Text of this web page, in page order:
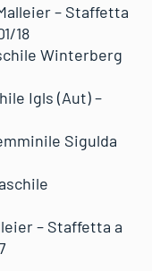
– Staffetta
18
Winterberg
Igls (Aut) –
Sigulda
– Staffetta a